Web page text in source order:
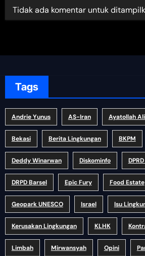
Tidak ada komentar untuk
Tags
Andrie Yunus AS-Iran Ayatollah
Bekasi Berita Lingkungan BKPM
Deddy Winarwan Diskominfo
DRPD Barsel Epic Fury Food Estate
Geopark UNESCO Israel Isu
Kerusakan Lingkungan KLHK
Limbah Mirwansyah Opini